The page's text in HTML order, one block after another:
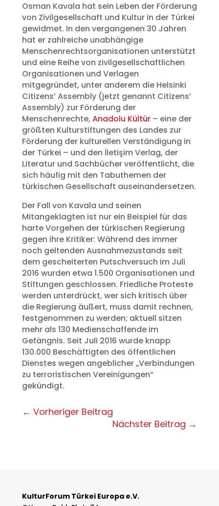
Osman Kavala hat sein Leben der Förderung
von Zivilgesellschaft und Kultur in der Türkei
gewidmet. In den vergangenen 30 Jahren
hat er zahlreiche unabhängige
Menschenrechtsorganisationen unterstützt
und eine Reihe von zivilgesellschaftlichen
Organisationen und Verlagen
mitgegründet, unter anderem die Helsinki
Citizens’ Assembly (jetzt genannt Citizens’
Assembly) zur Förderung der
Menschenrechte, Anadolu Kültür– eine der
größten Kulturstiftungen des Landes zur
Förderung der kulturellen Verständigung in
der Türkei – und den İletişim Verlag, der
Literatur und Sachbücher veröffentlicht, die
sich häufig mit den Tabuthemen der
türkischen Gesellschaft auseinandersetzen.
Der Fall von Kavala und seinen
Mitangeklagten ist nur ein Beispiel für das
harte Vorgehen der türkischen Regierung
gegen ihre Kritiker: Während des immer
noch geltenden Ausnahmezustands seit
dem gescheiterten Putschversuch im Juli
2016 wurden etwa 1.500 Organisationen und
Stiftungen geschlossen. Friedliche Proteste
werden unterdrückt, wer sich kritisch über
die Regierung äußert, muss damit rechnen,
festgenommen zu werden; aktuell sitzen
mehr als 130 Medienschaffende im
Gefängnis. Seit Juli 2016 wurde knapp
130.000 Beschäftigten des öffentlichen
Dienstes wegen angeblicher „Verbindungen
zu terroristischen Vereinigungen“
gekündigt.
← Vorheriger Beitrag
Nächster Beitrag →
KulturForum Türkei Europa e.V.